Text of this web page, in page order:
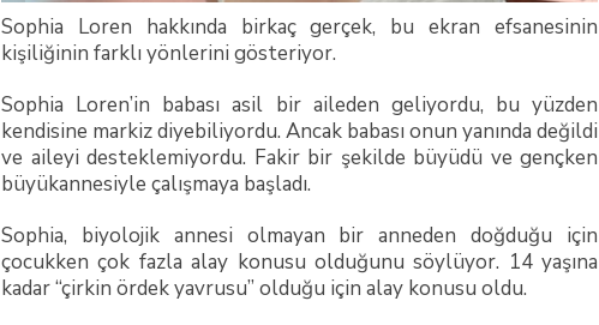
Sophia Loren hakkında birkaç gerçek, bu ekran efsanesinin
kişiliğinin farklı yönlerini gösteriyor.
Sophia Loren’in babası asil bir aileden geliyordu, bu yüzden
kendisine markiz diyebiliyordu. Ancak babası onun yanında değildi
ve aileyi desteklemiyordu. Fakir bir şekilde büyüdü ve gençken
büyükannesiyle çalışmaya başladı.
Sophia, biyolojik annesi olmayan bir anneden doğduğu için
çocukken çok fazla alay konusu olduğunu söylüyor. 14 yaşına
kadar “çirkin ördek yavrusu” olduğu için alay konusu oldu.